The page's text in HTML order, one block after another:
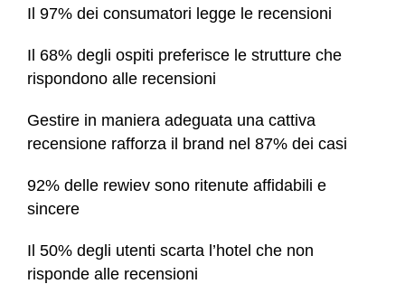
Il 97% dei consumatori legge le recensioni
Il 68% degli ospiti preferisce le strutture che
rispondono alle recensioni
Gestire in maniera adeguata una cattiva
recensione rafforza il brand nel 87% dei casi
92% delle rewiev sono ritenute affidabili e
sincere
Il 50% degli utenti scarta l’hotel che non
risponde alle recensioni